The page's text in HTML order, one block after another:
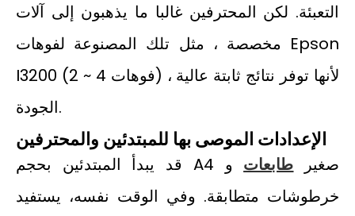
التعبئة. لكن المحترفين غالبا ما يذهبون إلى آلات
مخصصة ، مثل تلك المصنوعة لفوهات Epson
I3200 (2 ~ 4 فوهات) ، لأنها توفر نتائج ثابتة عالية
الجودة.
الإعدادات الموصى بها للمبتدئين والمحترفين
قد يبدأ المبتدئين بحجم A4 صغير طابعات و
خرطوشات متطابقة. وفي الوقت نفسه، يستفيد